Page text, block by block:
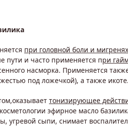
при головной боли и мигренях
пути и часто применяется при
насморка. Применяется
под ложечкой), а также икоте.
тонизирующее
эфирное масло
угревой сыпи, снимает